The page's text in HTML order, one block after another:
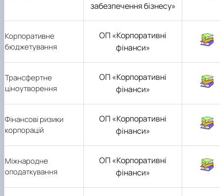
забезпечення бізнесу»
Корпоративне
бюджетування
ОП «Корпоративні
фінанси»
Трансфертне
ціноутворення
ОП «Корпоративні
фінанси»
Фінансові ризики
корпорацій
ОП «Корпоративні
фінанси»
Міжнародне
оподаткування
ОП «Корпоративні
фінанси»